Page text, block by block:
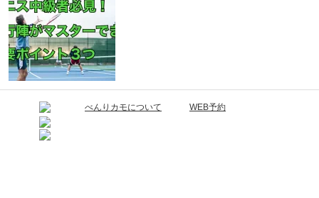
べんりカモについて WEB予約